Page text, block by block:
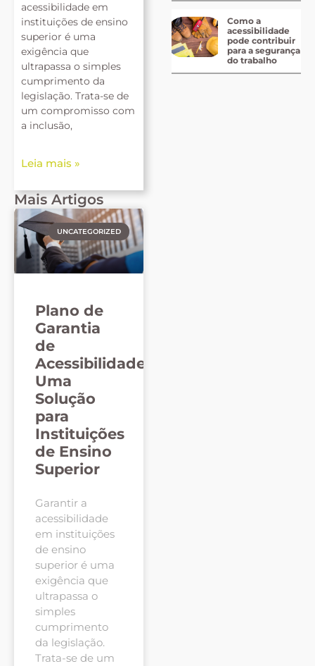
acessibilidade em
instituições de ensino
superior é uma
exigência que
ultrapassa o simples
cumprimento da
legislação. Trata-se de
um compromisso com
a inclusão,
Leia mais »
Mais Artigos
UNCATEGORIZED
Plano de
Garantia
de
Acessibilidade:
Uma
Solução
para
Instituições
de Ensino
Superior
Garantir a
acessibilidade
em instituições
de ensino
superior é uma
exigência que
ultrapassa o
simples
cumprimento
da legislação.
Trata-se de um
Como a
acessibilidade
pode contribuir
para a segurança
do trabalho